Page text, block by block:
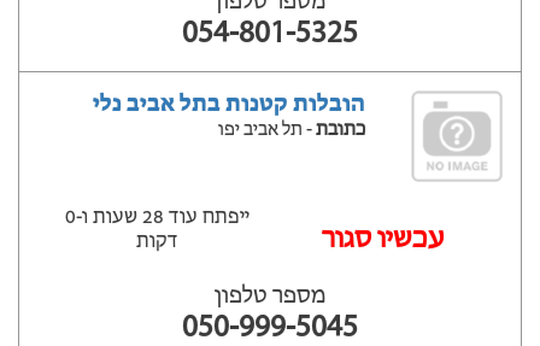
054-801-5325
הובלות קטנות בתל אביב נלי
כתובת- תל אביב יפו
עכשיו סגור
ייפתח עוד 28 שעות ‫ו-0
דקות
מספר טלפון
050-999-5045